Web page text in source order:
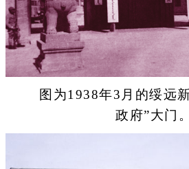
图为1938年3月的绥远新
政府”大门。